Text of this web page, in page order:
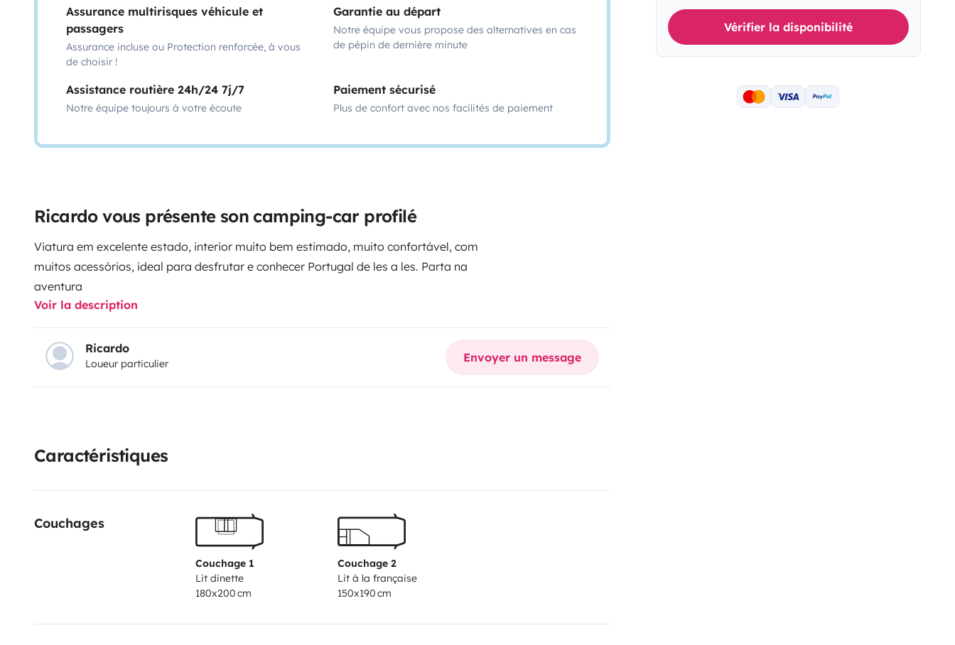
Assurance multirisques véhicule et
passagers
Assurance incluse ou Protection renforcée, à vous
de choisir !
Garantie au départ
Notre équipe vous propose des alternatives en cas
de pépin de dernière minute
Assistance routière 24h/24 7j/7
Notre équipe toujours à votre écoute
Paiement sécurisé
Plus de confort avec nos facilités de paiement
Ricardo vous présente son camping-car profilé
Viatura em excelente estado, interior muito bem estimado, muito confortável, com
muitos acessórios, ideal para desfrutar e conhecer Portugal de les a les. Parta na
aventura
Voir la description
Ricardo
Loueur particulier Envoyer un message
Caractéristiques
Couchages
Couchage 1
Lit dinette
180x200 cm
Couchage 2
Lit à la française
150x190 cm
Vérifier la disponibilité